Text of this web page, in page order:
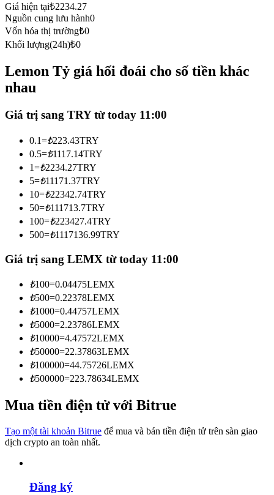
Sao chép Giao dịch
Tham gia cùng các nhà giao dịch hàng đầu
Trở thành Nhà giao dịch Sao chép
Tận hưởng chia sẻ lợi nhuận và hoa hồng giao dịch sao chép
Thông tin
Phân tích dữ liệu lớn bao gồm thông tin giao dịch, v.v.
Giá hiện tại₺2234.27
Nguồn cung lưu hành0
Vốn hóa thị trường₺0
Khối lượng(24h)₺0
Lemon Tỷ giá hối đoái cho số tiền khác
nhau
Giá trị sang TRY từ today 11:00
0.1=₺223.43TRY
0.5=₺1117.14TRY
1=₺2234.27TRY
5=₺11171.37TRY
10=₺22342.74TRY
50=₺111713.7TRY
100=₺223427.4TRY
500=₺1117136.99TRY
Giá trị sang LEMX từ today 11:00
₺100=0.04475LEMX
₺500=0.22378LEMX
₺1000=0.44757LEMX
₺5000=2.23786LEMX
₺10000=4.47572LEMX
₺50000=22.37863LEMX
₺100000=44.75726LEMX
₺500000=223.78634LEMX
Mua tiền điện tử với Bitrue
Tạo một tài khoản Bitrue để mua và bán tiền điện tử trên sàn giao
dịch crypto an toàn nhất.
Đăng ký